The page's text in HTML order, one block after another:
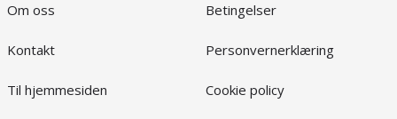
Om oss
Kontakt
Til hjemmesiden
Betingelser
Personvernerklæring
Cookie policy